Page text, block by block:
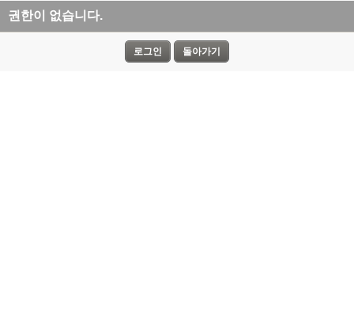
권한이 없습니다.
로그인 돌아가기